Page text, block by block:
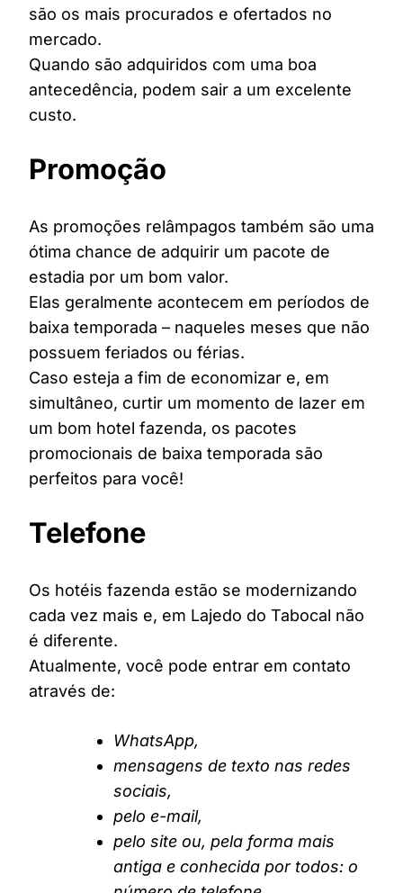
são os mais procurados e ofertados no
mercado.
Quando são adquiridos com uma boa
antecedência, podem sair a um excelente
custo.
Promoção
As promoções relâmpagos também são uma
ótima chance de adquirir um pacote de
estadia por um bom valor.
Elas geralmente acontecem em períodos de
baixa temporada – naqueles meses que não
possuem feriados ou férias.
Caso esteja a fim de economizar e, em
simultâneo, curtir um momento de lazer em
um bom hotel fazenda, os pacotes
promocionais de baixa temporada são
perfeitos para você!
Telefone
Os hotéis fazenda estão se modernizando
cada vez mais e, em Lajedo do Tabocal não
é diferente.
Atualmente, você pode entrar em contato
através de:
WhatsApp,
mensagens de texto nas redes
sociais,
pelo e-mail,
pelo site ou, pela forma mais
antiga e conhecida por todos: o